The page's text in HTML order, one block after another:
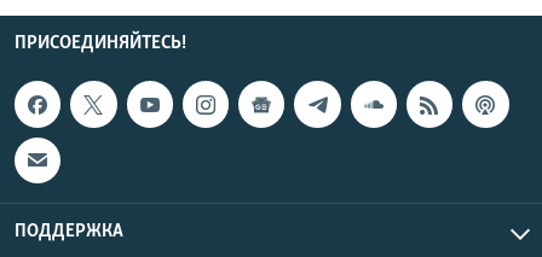
ПРИСОЕДИНЯЙТЕСЬ!
ПОДДЕРЖКА